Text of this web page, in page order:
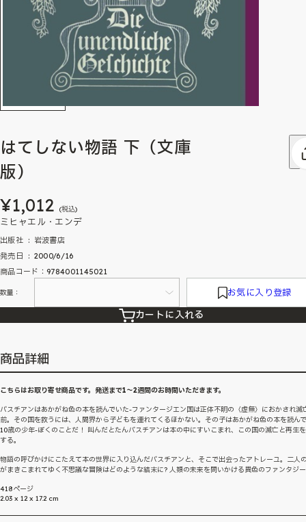
はてしない物語 下（文庫
版）
¥1,012 (税込)
ミヒャエル・エンデ
出版社 ‏ : ‎ 岩波書店
発売日 ‏ : ‎ 2000/6/16
商品コード：9784001145021
数量： お気に入り登録
カートに入れる
商品詳細
こちらはお取り寄せ商品です。発送まで1～2週間のお時間いただきます。
バスチアンはあかがね色の本を読んでいた-ファンタージエン国は正体不明の〈虚無〉におかされ滅
前。その国を救うには、人間界から子どもを連れてくるほかない。その子はあかがね色の本を読ん
10歳の少年-ぼくのことだ！ 叫んだとたんバスチアンは本の中にすいこまれ、この国の滅亡と再生
する。
物語の呼びかけにこたえて本の世界に入り込んだバスチアンと、そこで出会ったアトレーユ。二人
がまきこまれてゆく不思議な冒険はどのような結末に? 人類の未来を問いかける異色のファンタジ
418ページ
2.03 x 12 x 17.2 cm